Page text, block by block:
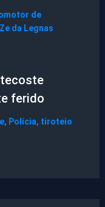
de
Ze da Legnas
ferido
, Polícia, tiroteio